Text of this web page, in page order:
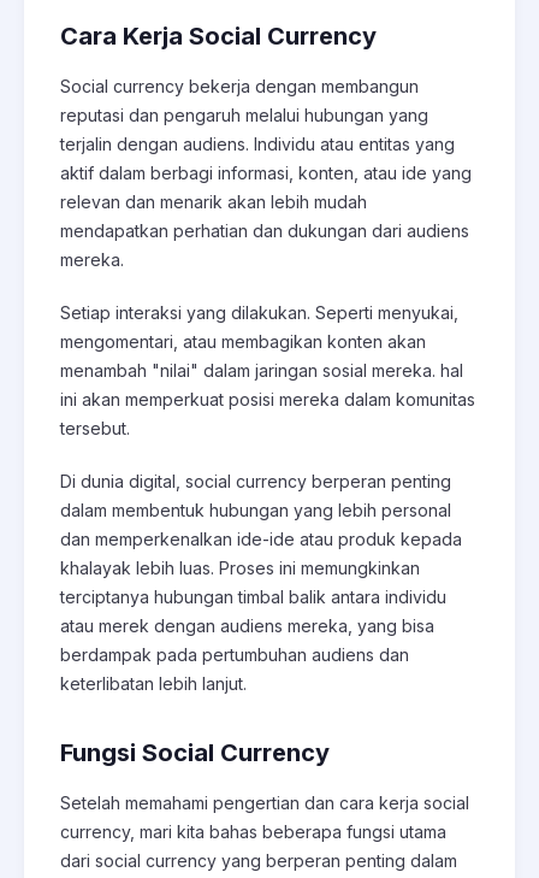
Cara Kerja Social Currency
Social currency bekerja dengan membangun
reputasi dan pengaruh melalui hubungan yang
terjalin dengan audiens. Individu atau entitas yang
aktif dalam berbagi informasi, konten, atau ide yang
relevan dan menarik akan lebih mudah
mendapatkan perhatian dan dukungan dari audiens
mereka.
Setiap interaksi yang dilakukan. Seperti menyukai,
mengomentari, atau membagikan konten akan
menambah "nilai" dalam jaringan sosial mereka. hal
ini akan memperkuat posisi mereka dalam komunitas
tersebut.
Di dunia digital, social currency berperan penting
dalam membentuk hubungan yang lebih personal
dan memperkenalkan ide-ide atau produk kepada
khalayak lebih luas. Proses ini memungkinkan
terciptanya hubungan timbal balik antara individu
atau merek dengan audiens mereka, yang bisa
berdampak pada pertumbuhan audiens dan
keterlibatan lebih lanjut.
Fungsi Social Currency
Setelah memahami pengertian dan cara kerja social
currency, mari kita bahas beberapa fungsi utama
dari social currency yang berperan penting dalam